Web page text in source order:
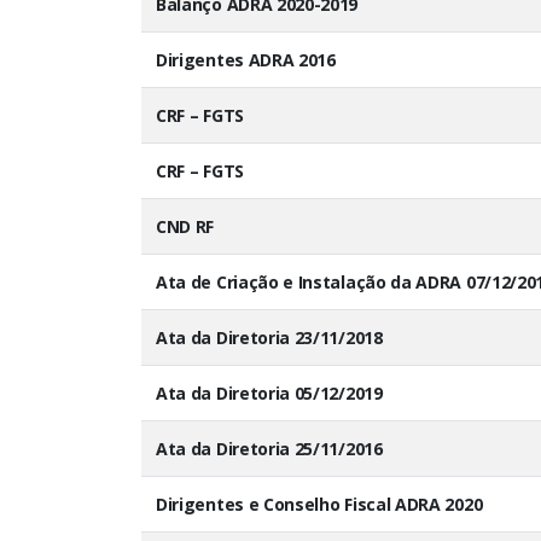
Dirigentes ADRA 2016
CRF – FGTS
CRF – FGTS
CND RF
Ata de Criação e Instalação da ADRA 07/12/
Ata da Diretoria 23/11/2018
Ata da Diretoria 05/12/2019
Ata da Diretoria 25/11/2016
Dirigentes e Conselho Fiscal ADRA 2020